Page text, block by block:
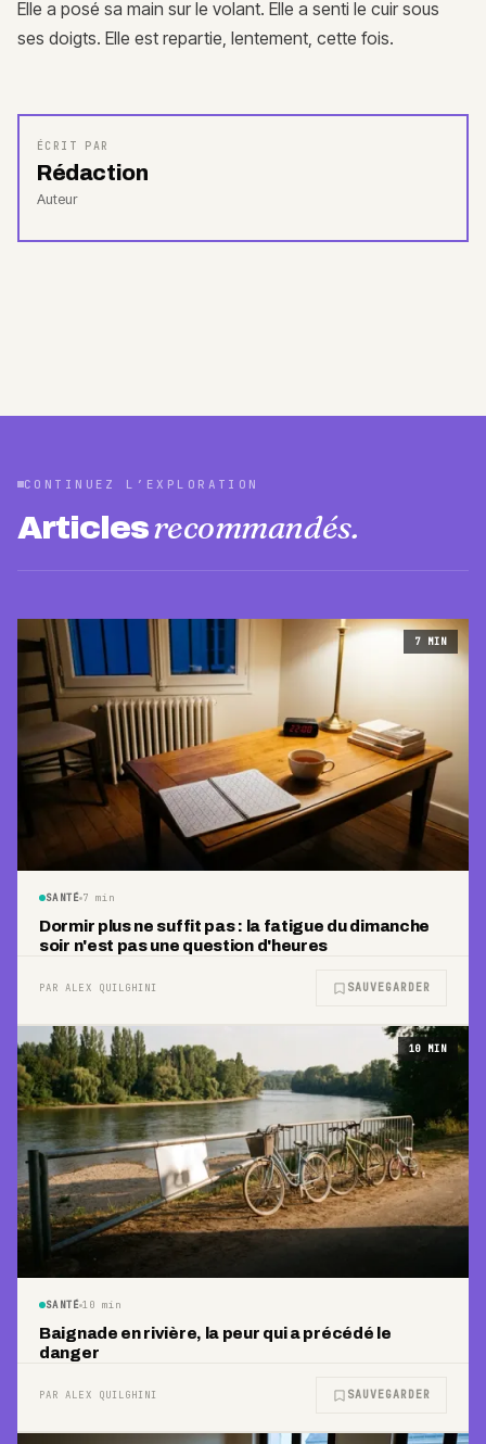
Elle a posé sa main sur le volant. Elle a senti le cuir sous
ses doigts. Elle est repartie, lentement, cette fois.
ÉCRIT PAR
Rédaction
Auteur
CONTINUEZ L’EXPLORATION
Articlesrecommandés.
7 MIN
SANTÉ 7 min
Dormir plus ne suffit pas : la fatigue du dimanche
soir n'est pas une question d'heures
PAR ALEX QUILGHINI SAUVEGARDER
10 MIN
SANTÉ 10 min
Baignade en rivière, la peur qui a précédé le
danger
PAR ALEX QUILGHINI SAUVEGARDER